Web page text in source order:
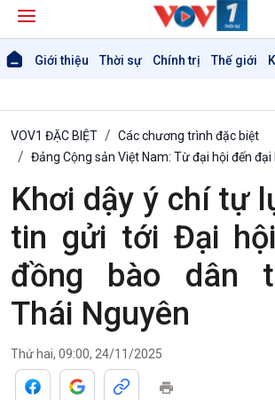
Giới thiệu Thời sự Chính trị Thế giới
VOV1 ĐẶC BIỆT
Các chương trình đặc biệt
Đảng Cộng sản Việt Nam: Từ đại hội đến đại
Khơi dậy ý chí tự
tin gửi tới Đại
đồng bào dân
Thái Nguyên
Thứ hai, 09:00, 24/11/2025